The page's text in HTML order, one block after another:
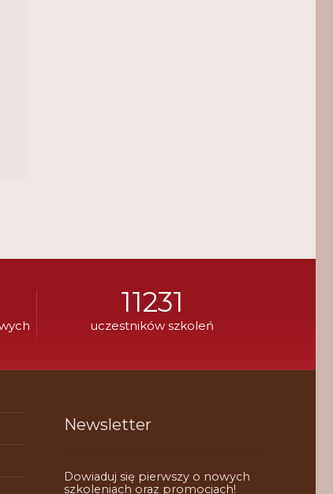
11231
uczestników szkoleń
Newsletter
Dowiaduj się pierwszy o nowych
szkoleniach oraz promocjach!